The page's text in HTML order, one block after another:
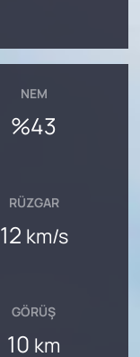
NEM
%43
RÜZGAR
12 km/s
GÖRÜŞ
10 km